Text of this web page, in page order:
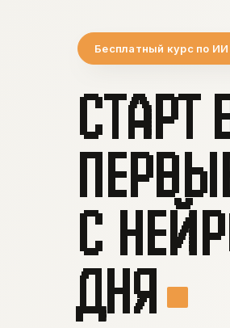
Бесплатный курс по
СТАРТ
С
ДНЯ